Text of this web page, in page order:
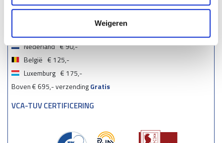
Weigeren
VERZENDMOGELIJKHEDEN
Nederland € 90,-
België € 125,-
Luxemburg € 175,-
Boven € 695,- verzendingGratis
VCA-TUV CERTIFICERING